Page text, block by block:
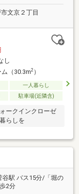
文京２丁目
し
（30.3m2）
一人暮らし
駐車場(近隣含)
ークインクローゼ
らしを
谷駅 バス15分/「堀の
2分